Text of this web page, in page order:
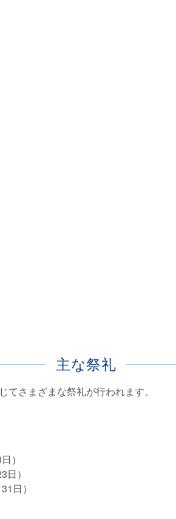
主な祭礼
さまざまな祭礼が行われます。
）
日）
日）